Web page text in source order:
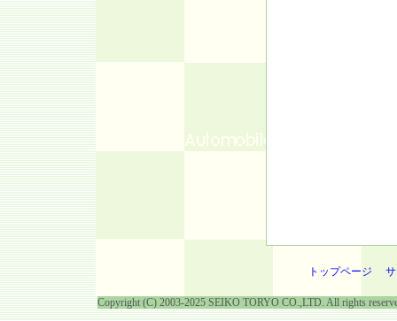
トップページ
Copyright (C) 2003-2025 SEIKO TORYO CO.,LTD. All rights